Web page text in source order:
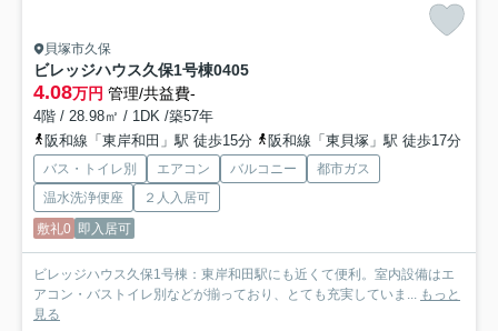
貝塚市久保
ビレッジハウス久保1号棟0405
4.08万円 管理/共益費-
4階 / 28.98㎡ / 1DK /築57年
阪和線「東岸和田」駅 徒歩15分
阪和線「東貝塚」駅 徒歩17分
バス・トイレ別 エアコン バルコニー
都市ガス
温水洗浄便座
２人入居可
敷礼0 即入居可
ビレッジハウス久保1号棟：東岸和田駅にも近くて便利。室内設備はエ
アコン・バストイレ別などが揃っており、とても充実していま... もっと
見る